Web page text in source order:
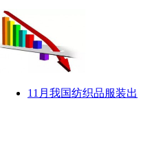
11月我国纺织品服装出